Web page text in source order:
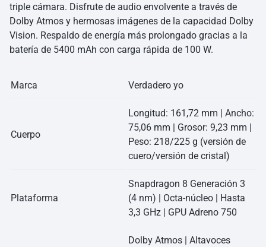
triple cámara. Disfrute de audio envolvente a través de
Dolby Atmos y hermosas imágenes de la capacidad Dolby
Vision. Respaldo de energía más prolongado gracias a la
batería de 5400 mAh con carga rápida de 100 W.
Marca Verdadero yo
Cuerpo
Longitud: 161,72 mm | Ancho:
75,06 mm | Grosor: 9,23 mm |
Peso: 218/225 g (versión de
cuero/versión de cristal)
Plataforma
Snapdragon 8 Generación 3
(4 nm) | Octa-núcleo | Hasta
3,3 GHz | GPU Adreno 750
Dolby Atmos | Altavoces